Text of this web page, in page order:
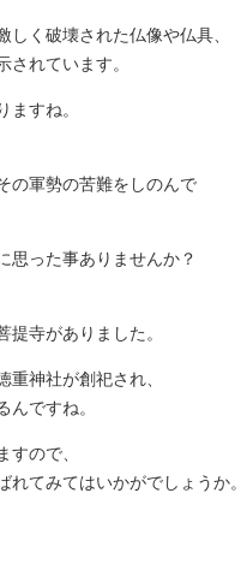
く破壊された仏像や仏具、
れています。
ますね。
の軍勢の苦難をしのんで
思った事ありませんか？
寺がありました。
神社が創祀され、
ですね。
ので、
てみてはいかがでしょうか。